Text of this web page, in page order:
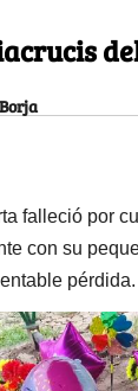
falleció por
con su